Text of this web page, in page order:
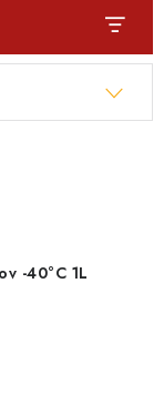
-40°C 1L